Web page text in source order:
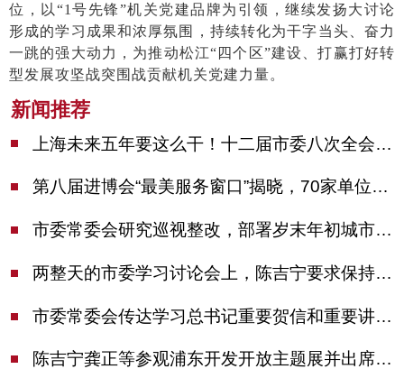
位，以“1号先锋”机关党建品牌为引领，继续发扬大讨论
形成的学习成果和浓厚氛围，持续转化为干字当头、奋力
一跳的强大动力，为推动松江“四个区”建设、打赢打好转
型发展攻坚战突围战贡献机关党建力量。
新闻推荐
上海未来五年要这么干！十二届市委八次全会审议通过上海“十五五”规划建议
第八届进博会“最美服务窗口”揭晓，70家单位诠释“上海服务”温度
市委常委会研究巡视整改，部署岁末年初城市安全工作
两整天的市委学习讨论会上，陈吉宁要求保持战略定力始终坚定信心善于科学应对
市委常委会传达学习总书记重要贺信和重要讲话精神，研究党建引领物业治理等工作
陈吉宁龚正等参观浦东开发开放主题展并出席座谈会